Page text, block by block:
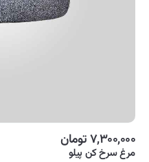
۷,۳۰۰,۰۰۰ تومان
مرغ سرخ کن پیلو